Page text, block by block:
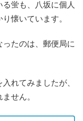
蛍も、八坂に個人
懐いています。
たのは、郵便局に
れてみましたが、
せん。